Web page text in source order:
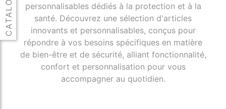
personnalisables dédiés à la protection et à la
santé. Découvrez une sélection d'articles
innovants et personnalisables, conçus pour
répondre à vos besoins spécifiques en matière
de bien-être et de sécurité, alliant fonctionnalité,
confort et personnalisation pour vous
accompagner au quotidien.